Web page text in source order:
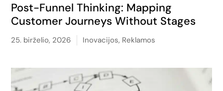
Post-Funnel Thinking: Mapping
Customer Journeys Without Stages
25. birželio, 2026 Inovacijos, Reklamos